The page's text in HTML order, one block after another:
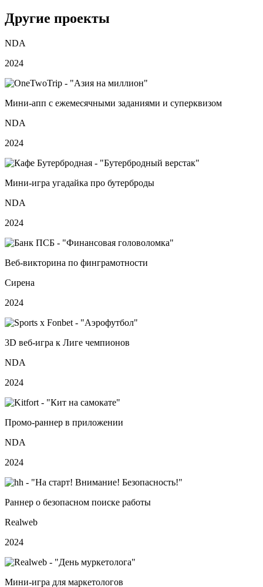
Другие проекты
NDA
2024
Мини‑апп с ежемесячными заданиями и суперквизом
NDA
2024
Мини‑игра угадайка про бутерброды
NDA
2024
Веб‑викторина по финграмотности
Сирена
2024
3D веб‑игра к Лиге чемпионов
NDA
2024
Промо‑раннер в приложении
NDA
2024
Раннер о безопасном поиске работы
Realweb
2024
Мини-игра для маркетологов